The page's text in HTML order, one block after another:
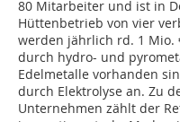
80 Mitarbeiter und ist in
Hüttenbetrieb von vier
werden jährlich rd. 1 Mio.
durch hydro- und
Edelmetalle vorhanden
durch Elektrolyse an. Zu
Unternehmen zählt der